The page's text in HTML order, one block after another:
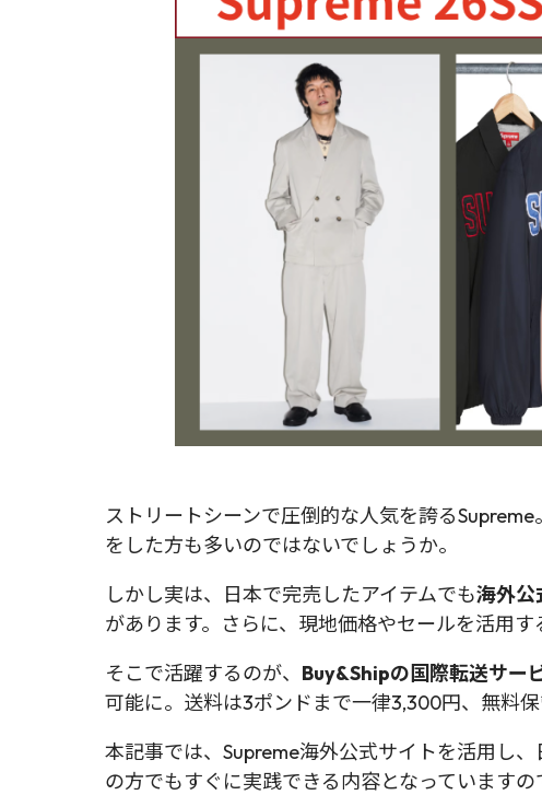
ストリートシーンで圧倒的な人気を誇る
をした方も多いのではないでしょうか。
しかし実は、日本で完売したアイテムでも海外公
があります。さらに、現地価格やセールを活用
そこで活躍するのが、 Buy&Shipの国際転送サー
可能に。送料は3ポンドまで一律3,300円、無料
本記事では、Supreme海外公式サイトを活用し
の方でもすぐに実践できる内容となっていますの